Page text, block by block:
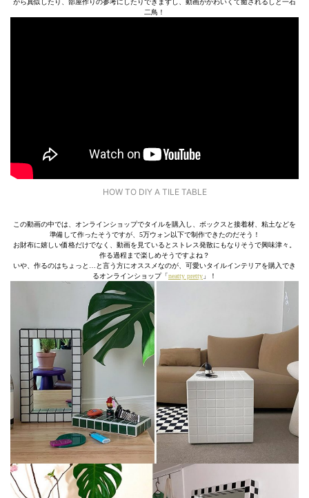
がら真似したり、部屋作りの参考にしたりできますし、動画がかわいくて癒されるしと一石
二鳥！
HOW TO DIY A TILE TABLE
この動画の中では、オンラインショップでタイルを購入し、ボックスと接着材、粘土などを
準備して作ったそうですが、5万ウォン以下で制作できたのだそう！
お財布に嬉しい価格だけでなく、動画を見ているとストレス発散にもなりそうで興味津々。
作る過程まで楽しめそうですよね？
いや、作るのはちょっと…と言う方にオススメなのが、可愛いタイルインテリアを購入でき
るオンラインショップ「neatty pretty 」！